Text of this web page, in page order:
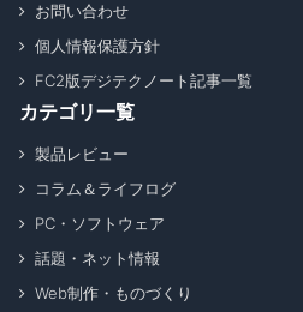
お問い合わせ
個人情報保護方針
FC2版デジテクノート記事一覧
カテゴリ一覧
製品レビュー
コラム＆ライフログ
PC・ソフトウェア
話題・ネット情報
Web制作・ものづくり